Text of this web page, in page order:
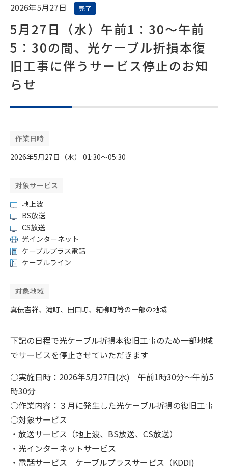
2026年5月27日 完了
5月27日（水）午前1：30～午前
5：30の間、光ケーブル折損本復
旧工事に伴うサービス停止のお知
らせ
作業日時
2026年5月27日（水） 01:30〜05:30
対象サービス
地上波
BS放送
CS放送
光インターネット
ケーブルプラス電話
ケーブルライン
対象地域
真伝吉祥、滝町、田口町、箱柳町等の一部の地域
下記の日程で光ケーブル折損本復旧工事のため一部地域
でサービスを停止させていただきます
○実施日時：2026年5月27日(水) 午前1時30分～午前5
時30分
○作業内容：３月に発生した光ケーブル折損の復旧工事
○対象サービス
・放送サービス（地上波、BS放送、CS放送）
・光インターネットサービス
・電話サービス ケーブルプラスサービス（KDDI)